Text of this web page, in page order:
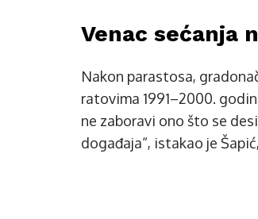
Venac sećanja
Nakon parastosa,
ratovima 1991–2000.
ne zaboravi ono što se
događaja“, istakao je